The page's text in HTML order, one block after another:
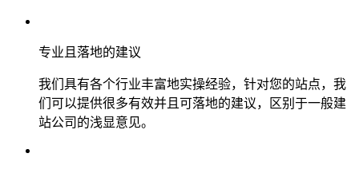
专业且落地的建议
我们具有各个行业丰富地实操经验，针对您的站点，我
们可以提供很多有效并且可落地的建议，区别于一般建
站公司的浅显意见。